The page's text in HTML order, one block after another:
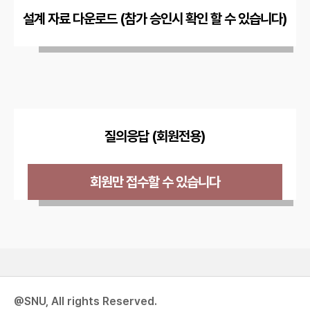
설계 자료 다운로드 (참가 승인시 확인 할 수 있습니다)
질의응답 (회원전용)
회원만 접수할 수 있습니다
@SNU, All rights Reserved.